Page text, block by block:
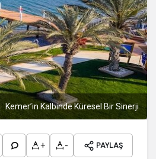
Kemer’in Kalbinde Küresel Bir Sinerji
+ - PAYLAŞ